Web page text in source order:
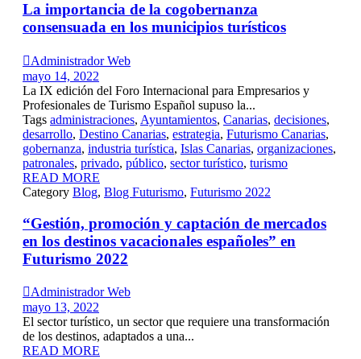
La importancia de la cogobernanza
consensuada en los municipios turísticos
Administrador Web
mayo 14, 2022
La IX edición del Foro Internacional para Empresarios y
Profesionales de Turismo Español supuso la...
Tags administraciones, Ayuntamientos, Canarias, decisiones,
desarrollo, Destino Canarias, estrategia, Futurismo Canarias,
gobernanza, industria turística, Islas Canarias, organizaciones,
patronales, privado, público, sector turístico, turismo
READ MORE
Category Blog, Blog Futurismo, Futurismo 2022
“Gestión, promoción y captación de mercados
en los destinos vacacionales españoles” en
Futurismo 2022
Administrador Web
mayo 13, 2022
El sector turístico, un sector que requiere una transformación
de los destinos, adaptados a una...
READ MORE